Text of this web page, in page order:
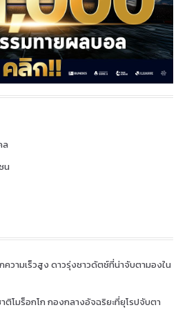
ล
น
ความเร็วสูง ดาวรุ่งชาวดัตช์ที่น่าจับตามองใน
โมร็อกโก กองกลางอัจฉริยะที่ยุโรปจับตา